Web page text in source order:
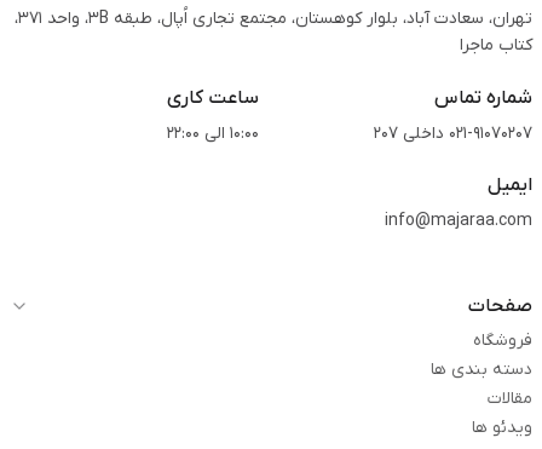
تهران، سعادت آباد، بلوار کوهستان، مجتمع تجاری اُپال، طبقه 3B، واحد 371،
کتاب ماجرا
شماره تماس
021-91070207 داخلی 207
ساعت کاری
10:00 الی 22:00
ایمیل
info@majaraa.com
صفحات
فروشگاه
دسته بندی ها
مقالات
ویدئو ها